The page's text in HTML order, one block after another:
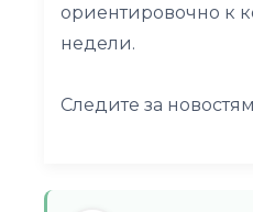
ориентировочно к
недели.
Следите за